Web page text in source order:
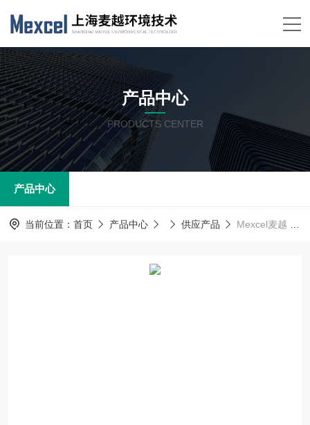
产品中心
PRODUCTS CENTER
产品中心
当前位置： 首页 产品中心 供应产品 Mexcel麦越 水中油在线分析仪,废水机械化工印染水中油在线监测仪